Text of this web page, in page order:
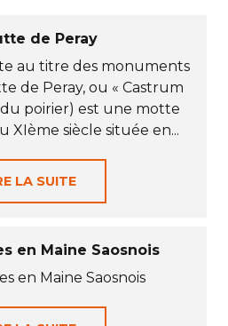
de Peray
au titre des monuments
de Peray, ou « Castrum
poirier) est une motte
XIème siècle située en...
LA SUITE
en Maine Saosnois
en Maine Saosnois